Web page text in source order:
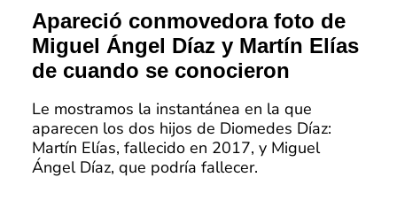
Apareció conmovedora foto de
Miguel Ángel Díaz y Martín Elías
de cuando se conocieron
Le mostramos la instantánea en la que
aparecen los dos hijos de Diomedes Díaz:
Martín Elías, fallecido en 2017, y Miguel
Ángel Díaz, que podría fallecer.